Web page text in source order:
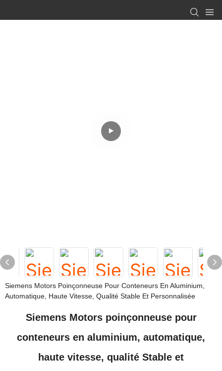
Siemens Motors Poinçonneuse Pour Conteneurs En Aluminium,
Automatique, Haute Vitesse, Qualité Stable Et Personnalisée
Siemens Motors poinçonneuse pour
conteneurs en aluminium, automatique,
haute vitesse, qualité Stable et